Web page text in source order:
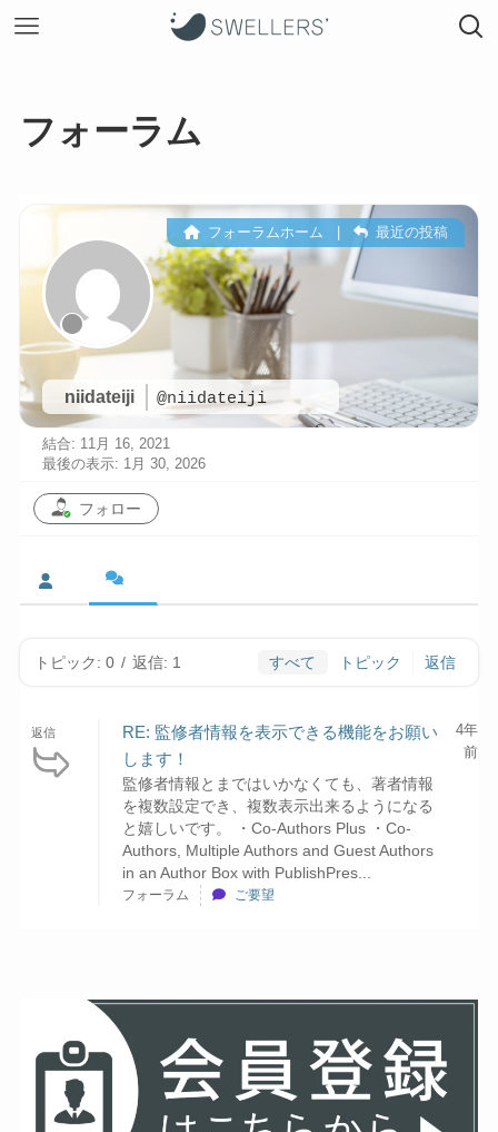
フォーラム
niidateiji @niidateiji
フォーラムホーム | 最近の投稿
結合: 11月 16, 2021
最後の表示: 1月 30, 2026
フォロー
トピック: 0 / 返信: 1 すべて トピック 返信
返信
RE: 監修者情報を表示できる機能をお願い
します！
監修者情報とまではいかなくても、著者情報
を複数設定でき、複数表示出来るようになる
と嬉しいです。 ・Co-Authors Plus ・Co-
Authors, Multiple Authors and Guest Authors
in an Author Box with PublishPres...
4年
前
フォーラム ご要望